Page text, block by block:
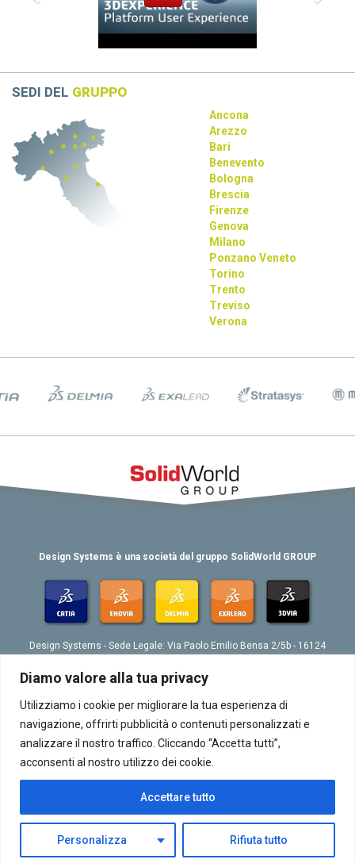
Diamo valore alla tua privacy
Utilizziamo i cookie per migliorare la tua esperienza di
navigazione, offrirti pubblicità o contenuti personalizzati e
analizzare il nostro traffico. Cliccando “Accetta tutti”,
acconsenti al nostro utilizzo dei cookie.
Personalizza Rifiuta tutto
Accettare tutto
Dassault Systèmes, Apple e NVIDIA: una
partnership strategica
SEDI DEL GRUPPO
Ancona
Arezzo
Bari
Benevento
Bologna
Brescia
Firenze
Genova
Milano
Ponzano Veneto
Torino
Trento
Treviso
Verona
Design Systems è una società del gruppo SolidWorld GROUP
Design Systems - Sede Legale: Via Paolo Emilio Bensa 2/5b - 16124
Tel. 039 010 4074802 - Fax 039 010 4073276 - Email:
info@designsystemsplm.it
P. IVA 01566570998
Contatti| GDPR|
Copyright 2015 © Design Systems. All rights reserved.